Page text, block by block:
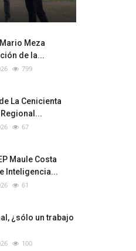
Meza
de la...
799
La Cenicienta
Regional...
67
Maule Costa
Inteligencia...
61
¿sólo un trabajo
100